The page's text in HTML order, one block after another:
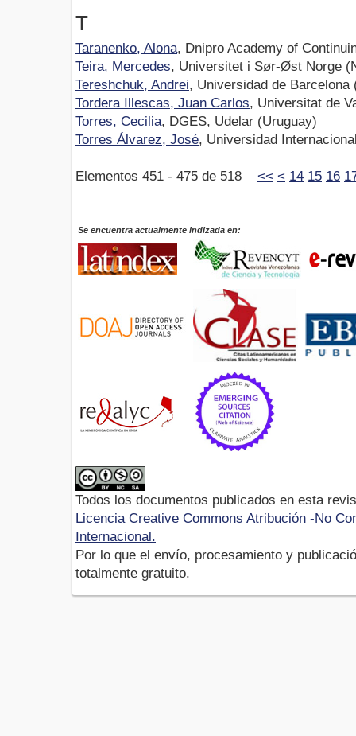
T
Taranenko, Alona, Dnipro Academy of
Teira, Mercedes, Universitet i Sør-Øst Norge
Tereshchuk, Andrei, Universidad de Barcelona
Tordera Illescas, Juan Carlos, Universitat de
Torres, Cecilia, DGES, Udelar (Uruguay)
Torres Álvarez, José, Universidad
Elementos 451 - 475 de 518 << < 14 15 16
Se encuentra actualmente indizada en:
Todos los documentos publicados en esta
Licencia Creative Commons Atribución -No
Internacional.
Por lo que el envío, procesamiento y
totalmente gratuito.